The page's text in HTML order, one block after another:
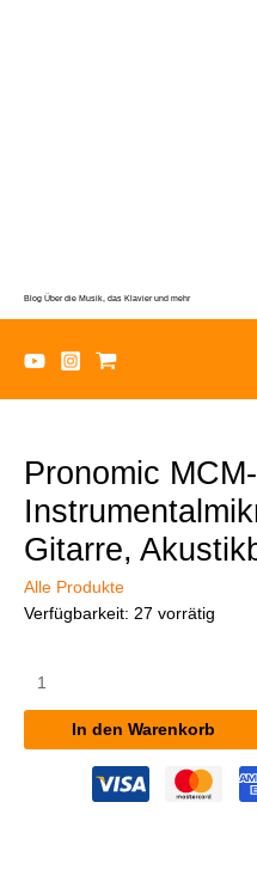
Blog Über die Musik, das Klavier und mehr
Pronomic
Gitarre,
Alle Produkte
Verfügbarkeit: 27 vorrätig
MCM-
Instrumentalmikrofon
In den Warenkorb